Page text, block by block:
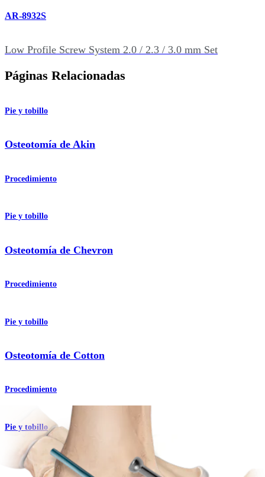
AR-8932S
Low Profile Screw System 2.0 / 2.3 / 3.0 mm Set
Páginas Relacionadas
Pie y tobillo
Osteotomía de Akin
Procedimiento
Pie y tobillo
Osteotomía de Chevron
Procedimiento
Pie y tobillo
Osteotomía de Cotton
Procedimiento
Pie y tobillo
Osteotomía para acortamiento metatarsiano